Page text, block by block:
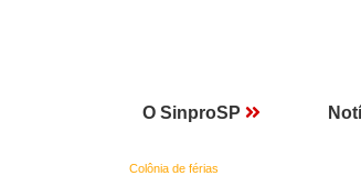
O SinproSP
Colônia de férias